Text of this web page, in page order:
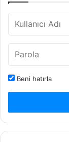
Beni hatırla